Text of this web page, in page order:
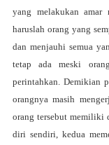
yang melakukan amar
haruslah orang yang
dan menjauhi semua
tetap ada meski
perintahkan. Demikian
orangnya masih
orang tersebut memiliki
diri sendiri, kedua